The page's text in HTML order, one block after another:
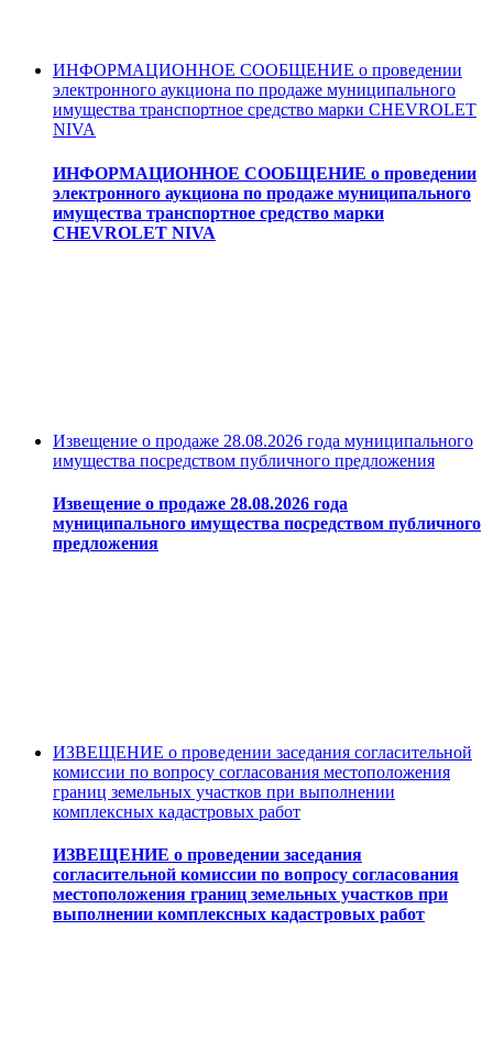
ИНФОРМАЦИОННОЕ СООБЩЕНИЕ о проведении
электронного аукциона по продаже муниципального
имущества транспортное средство марки CHEVROLET
NIVA
ИНФОРМАЦИОННОЕ СООБЩЕНИЕ о проведении
электронного аукциона по продаже муниципального
имущества транспортное средство марки
CHEVROLET NIVA
Извещение о продаже 28.08.2026 года муниципального
имущества посредством публичного предложения
Извещение о продаже 28.08.2026 года
муниципального имущества посредством публичного
предложения
ИЗВЕЩЕНИЕ о проведении заседания согласительной
комиссии по вопросу согласования местоположения
границ земельных участков при выполнении
комплексных кадастровых работ
ИЗВЕЩЕНИЕ о проведении заседания
согласительной комиссии по вопросу согласования
местоположения границ земельных участков при
выполнении комплексных кадастровых работ